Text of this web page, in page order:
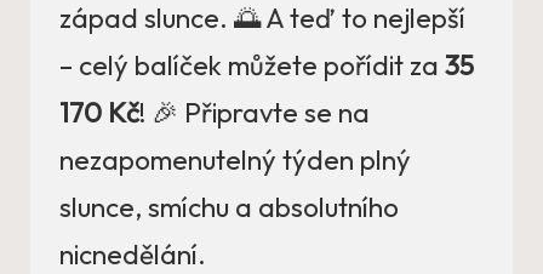
západ slunce. 🌅 A teď to nejlepší
– celý balíček můžete pořídit za 35
170 Kč! 🎉 Připravte se na
nezapomenutelný týden plný
slunce, smíchu a absolutního
nicnedělání.